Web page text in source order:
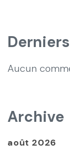
Aucun
Archive
août 2026